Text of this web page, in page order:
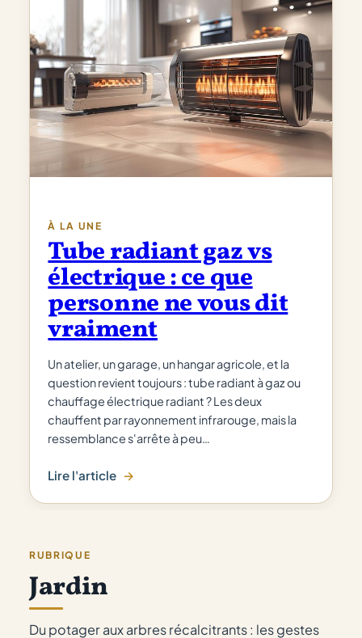
À LA UNE
Tube radiant gaz vs
électrique : ce que
personne ne vous dit
vraiment
Un atelier, un garage, un hangar agricole, et la
question revient toujours : tube radiant à gaz ou
chauffage électrique radiant ? Les deux
chauffent par rayonnement infrarouge, mais la
ressemblance s'arrête à peu…
Lire l'article
:
Tube
électrique
:
ce
RUBRIQUE
Jardin
Du potager aux arbres récalcitrants : les gestes